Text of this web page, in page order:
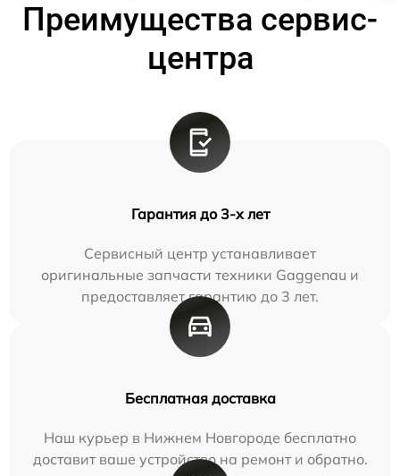
Преимущества сервис-
центра
Гарантия до 3-х лет
Сервисный центр устанавливает
оригинальные запчасти техники Gaggenau и
предоставляет гарантию до 3 лет.
Бесплатная доставка
Наш курьер в Нижнем Новгороде бесплатно
доставит ваше устройство на ремонт и обратно.